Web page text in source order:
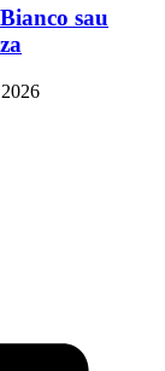
sau